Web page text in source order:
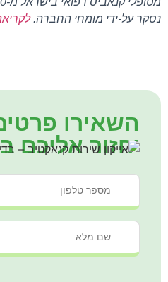
נסקר על-ידי מומחי החברה.
השאירו
יחזור אליכם